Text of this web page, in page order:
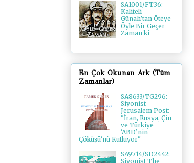
SA1001/FT36:
Kaliteli
Günah’tan Öteye
Öyle Bir Geçer
Zaman ki
En Çok Okunan Ark (Tüm
Zamanlar)
SA8633/TG296:
Siyonist
Jerusalem Post:
"İran, Rusya, Çin
ve Türkiye
'ABD’nin
Çöküşü'nü Kutluyor"
SA9714/SD2442:
Siyonist The